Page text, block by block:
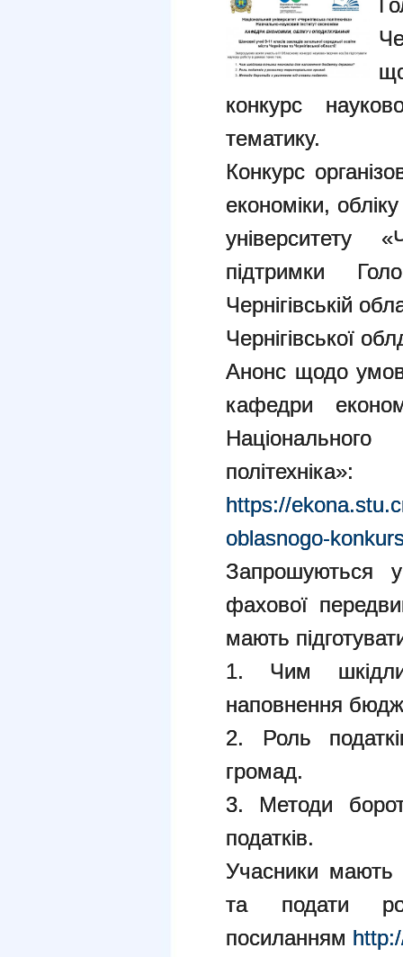
конкурс
тематику.
Конкурс
економіки,
університету
підтримки
Чернігівській
Чернігівської
Анонс щодо умов
кафедри
Національного
політехніка»:
https://
oblasnogo-
Запрошуються
фахової
мають
1. Чим
наповнення
2. Роль
громад.
3. Методи
податків.
Учасники мають
та подати
посиланням